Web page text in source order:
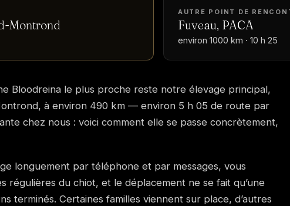
Montrond
AUTRE POINT DE
Fuveau, PACA
environ 1000 km · 10 h 25
Bloodreina le plus proche reste notre élevage principal,
à environ 490 km — environ 5 h 05 de route par
chez nous : voici comment elle se passe concrètement,
longuement par téléphone et par messages, vous
régulières du chiot, et le déplacement ne se fait qu’une
terminés. Certaines familles viennent sur place, d’autres